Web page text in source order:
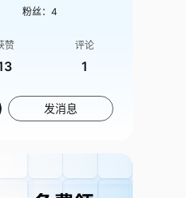
粉丝： 4
赞 评论
1
发消息